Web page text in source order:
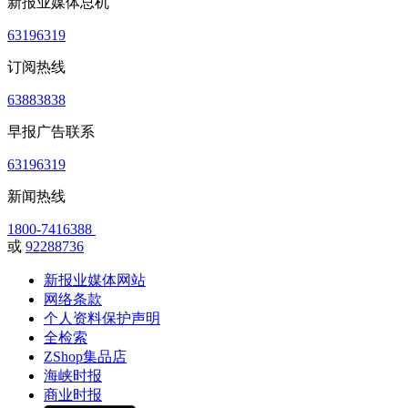
63196319
订阅热线
63883838
早报广告联系
63196319
新闻热线
1800-7416388
或 92288736
新报业媒体网站
网络条款
个人资料保护声明
全检索
ZShop集品店
海峡时报
商业时报